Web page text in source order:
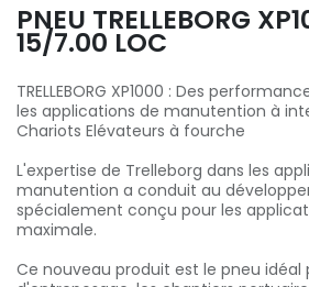
PNEU TRELLEBORG
15/7.00 LOC
TRELLEBORG XP1000 : Des
les applications de manutention à
Chariots Elévateurs à fourche
L'expertise de Trelleborg dans les
manutention a conduit au
spécialement conçu pour les
maximale.
Ce nouveau produit est le pneu idéal